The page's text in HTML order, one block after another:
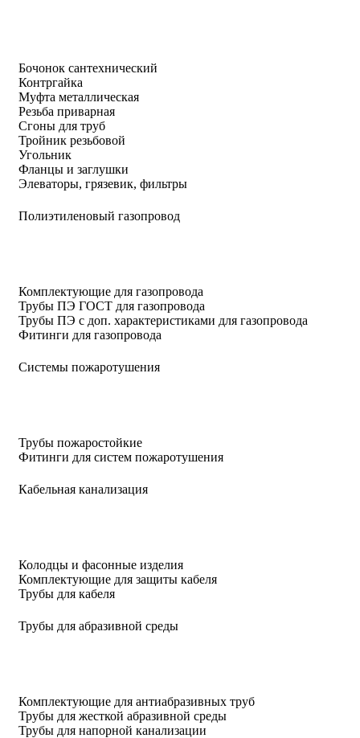
Бочонок сантехнический
Контргайка
Муфта металлическая
Резьба приварная
Сгоны для труб
Тройник резьбовой
Угольник
Фланцы и заглушки
Элеваторы, грязевик, фильтры
Полиэтиленовый газопровод
Комплектующие для газопровода
Трубы ПЭ ГОСТ для газопровода
Трубы ПЭ с доп. характеристиками для газопровода
Фитинги для газопровода
Системы пожаротушения
Трубы пожаростойкие
Фитинги для систем пожаротушения
Кабельная канализация
Колодцы и фасонные изделия
Комплектующие для защиты кабеля
Трубы для кабеля
Трубы для абразивной среды
Комплектующие для антиабразивных труб
Трубы для жесткой абразивной среды
Трубы для напорной канализации